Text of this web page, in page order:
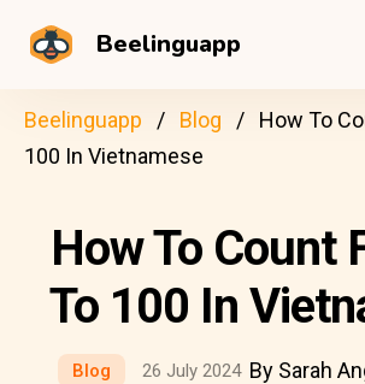
Beelinguapp
Beelinguapp Blog
How To
100 In Vietnamese
How To Count
To 100 In
Blog 26 July 2024 By Sarah